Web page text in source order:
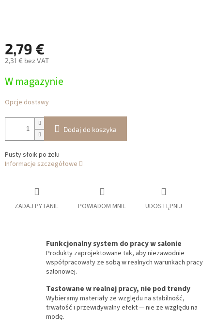
2,79 €
2,31 € bez VAT
jednostkowa:
W magazynie
Opcje dostawy
Dodaj do koszyka
Pusty słoik po żelu
Informacje szczegółowe
ZADAJ PYTANIE POWIADOM MNIE UDOSTĘPNIJ
Funkcjonalny system do pracy w salonie
Produkty zaprojektowane tak, aby niezawodnie
współpracowały ze sobą w realnych warunkach pracy
salonowej.
Testowane w realnej pracy, nie pod trendy
Wybieramy materiały ze względu na stabilność,
trwałość i przewidywalny efekt — nie ze względu na
modę.